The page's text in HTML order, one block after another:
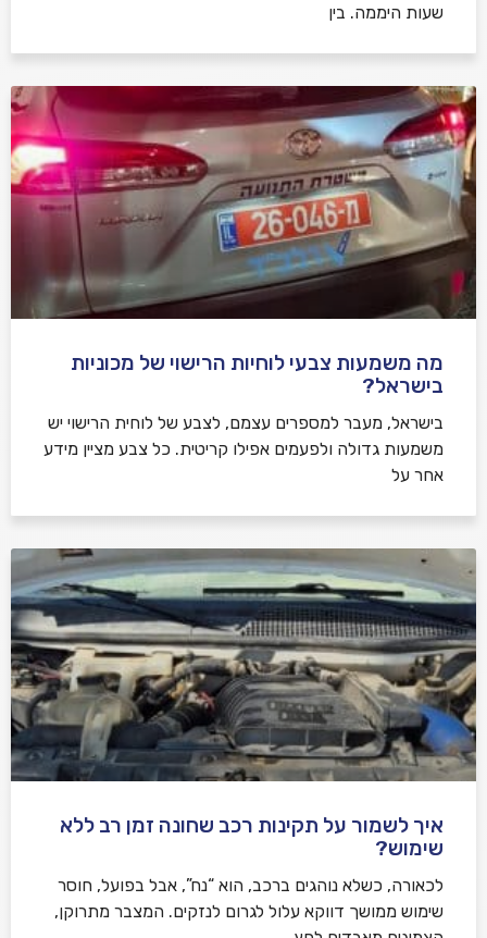
שעות היממה. בין
מה משמעות צבעי לוחיות הרישוי של מכוניות
בישראל?
בישראל, מעבר למספרים עצמם, לצבע של לוחית הרישוי יש
משמעות גדולה ולפעמים אפילו קריטית. כל צבע מציין מידע
אחר על
איך לשמור על תקינות רכב שחונה זמן רב ללא
שימוש?
לכאורה, כשלא נוהגים ברכב, הוא “נח”, אבל בפועל, חוסר
שימוש ממושך דווקא עלול לגרום לנזקים. המצבר מתרוקן,